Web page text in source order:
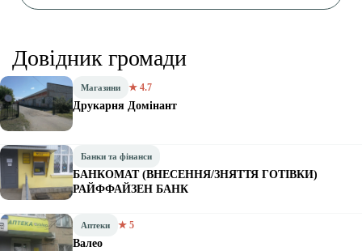
Довідник громади
Магазини ★ 4.7
Друкарня Домінант
Банки та фінанси
БАНКОМАТ (ВНЕСЕННЯ/ЗНЯТТЯ ГОТІВКИ)
РАЙФФАЙЗЕН БАНК
Аптеки ★ 5
Валео